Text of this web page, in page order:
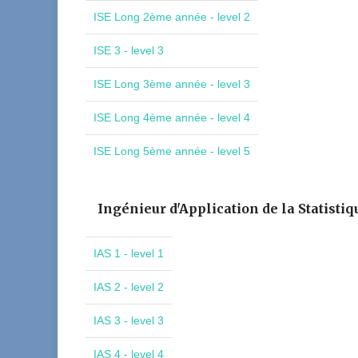
ISE Long 2ème année - level 2
ISE 3 - level 3
ISE Long 3ème année - level 3
ISE Long 4ème année - level 4
ISE Long 5ème année - level 5
Ingénieur d'Application de la
IAS 1 - level 1
IAS 2 - level 2
IAS 3 - level 3
IAS 4 - level 4